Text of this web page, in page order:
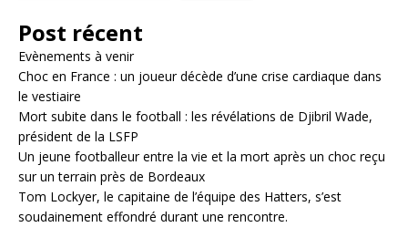
Post récent
Evènements à venir
Choc en France : un joueur décède d’une crise cardiaque dans
le vestiaire
Mort subite dans le football : les révélations de Djibril Wade,
président de la LSFP
Un jeune footballeur entre la vie et la mort après un choc reçu
sur un terrain près de Bordeaux
Tom Lockyer, le capitaine de l’équipe des Hatters, s’est
soudainement effondré durant une rencontre.